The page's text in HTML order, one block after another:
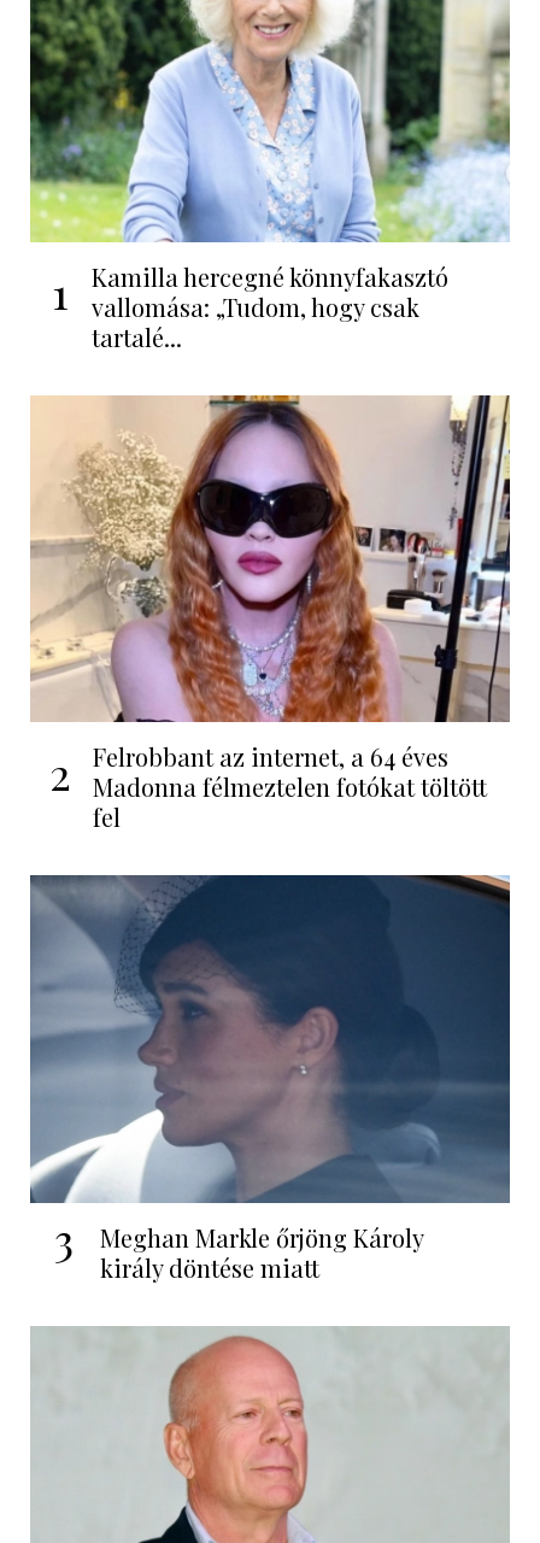
1
Kamilla hercegné könnyfakasztó
vallomása: „Tudom, hogy csak
tartalé...
2
Felrobbant az internet, a 64 éves
Madonna félmeztelen fotókat töltött
fel
3
Meghan Markle őrjöng Károly
király döntése miatt